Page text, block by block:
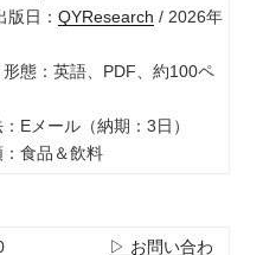
版日： QYResearch / 2026年
形態：英語、PDF、約100ペ
Eメール（納期：3日）
：食品＆飲料
▷ お問い合わ